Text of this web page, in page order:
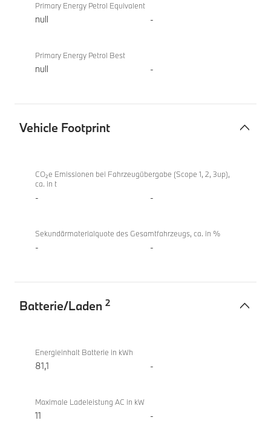
Primary Energy Petrol Equivalent
null -
Primary Energy Petrol Best
null -
Vehicle Footprint
Footprint
i4
M60
xDrive
CO₂e Emissionen bei Fahrzeugübergabe (Scope 1, 2, 3up),
ca. in t
- -
Sekundärmaterialquote des Gesamtfahrzeugs, ca. in %
- -
Batterie/Laden 2
i4
M60
Coupé
Energieinhalt Batterie in kWh
81,1 -
Maximale Ladeleistung AC in kW
11 -